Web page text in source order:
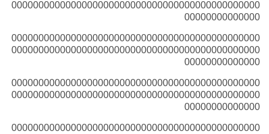
0000000000000000000000000000000000000000000000
00000000000000
0000000000000000000000000000000000000000000000
0000000000000000000000000000000000000000000000
00000000000000
0000000000000000000000000000000000000000000000
0000000000000000000000000000000000000000000000
00000000000000
0000000000000000000000000000000000000000000000